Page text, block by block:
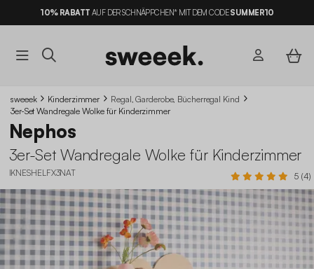
10% RABATT AUF DER SCHNÄPPCHEN* MIT DEM CODESUMMER10
sweeek Kinderzimmer
Regal, Garderobe, Bücherregal Kind
3er-Set Wandregale Wolke für Kinderzimmer
Nephos
3er-Set Wandregale Wolke für Kinderzimmer
IKNESHELFX3NAT 5 (4)